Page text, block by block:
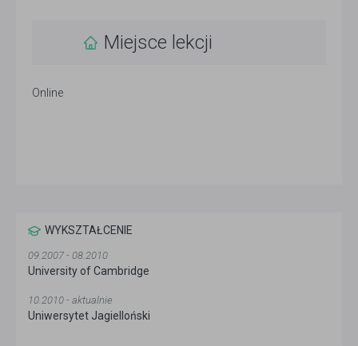
Miejsce lekcji
Online
WYKSZTAŁCENIE
09.2007 - 08.2010
University of Cambridge
10.2010 - aktualnie
Uniwersytet Jagielloński